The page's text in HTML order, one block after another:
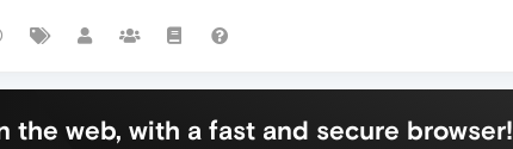
the web, with a fast and secure browser!